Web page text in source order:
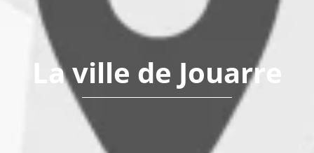
La ville de Jouarre